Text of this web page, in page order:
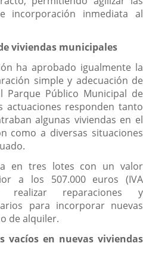
incorporación inmediata al
viviendas municipales
ha aprobado igualmente la
simple y adecuación de
Parque Público Municipal de
actuaciones responden tanto
algunas viviendas en el
como a diversas situaciones
en tres lotes con un valor
a los 507.000 euros (IVA
realizar reparaciones y
para incorporar nuevas
de alquiler.
vacíos en nuevas viviendas